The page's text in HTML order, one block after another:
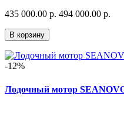
435 000.00 р. 494 000.00 р.
В корзину
-12%
Лодочный мотор